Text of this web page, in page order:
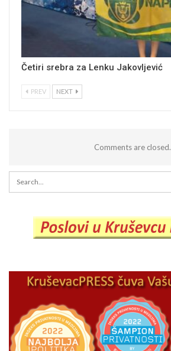
Četiri srebra za Lenku Jakovljević
PREV NEXT
Comments are closed.